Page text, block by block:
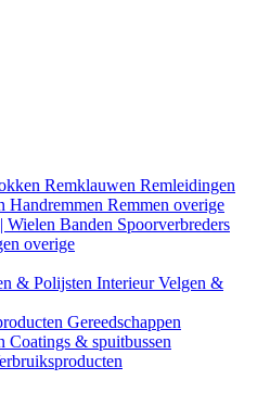
Remklauwen Remleidingen
Handremmen Remmen overige
Wielen Banden Spoorverbreders
overige
& Polijsten InterieurVelgen &
Gereedschappen
Coatings & spuitbussen